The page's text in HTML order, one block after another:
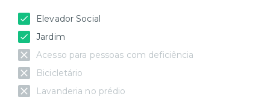
Elevador Social
Jardim
Acesso para pessoas com deficiência
Bicicletário
Lavanderia no prédio